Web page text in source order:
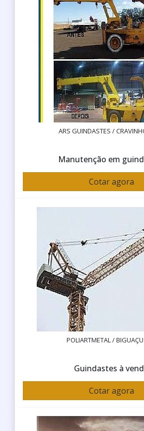
ARS GUINDASTES /
Manutenção em
Cotar agora
POLIARTMETAL /
Guindastes à
Cotar agora